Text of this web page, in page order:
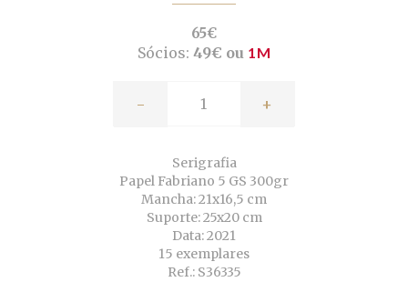
65€
Sócios: 49€ ou 1M
- +
Serigrafia
Papel Fabriano 5 GS 300gr
Mancha: 21x16,5 cm
Suporte: 25x20 cm
Data: 2021
15 exemplares
Ref.: S36335